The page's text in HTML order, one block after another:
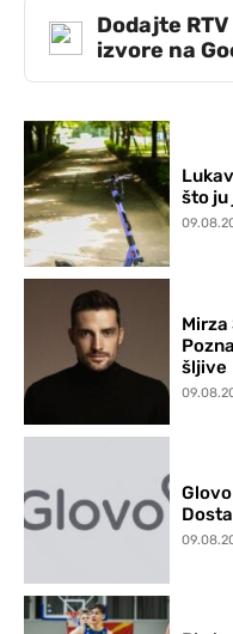
Dodajte
izvore na
što ju
šljive